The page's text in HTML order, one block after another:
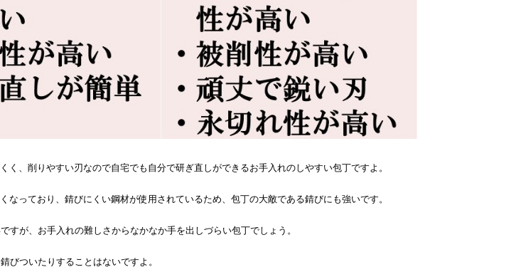
く、削りやすい刃なので自宅でも自分で研ぎ直しができるお手入れのしやすい包丁ですよ。
なっており、 錆びにくい鋼材が使用されているため、 包丁の大敵である錆びにも強いです。
すが、 お手入れの難しさからなかなか手を出しづらい包丁でしょう。
びついたりすることはないですよ。